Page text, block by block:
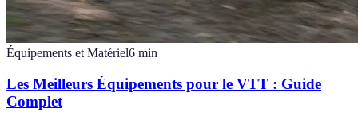
Équipements et Matériel6 min
Les Meilleurs Équipements pour le VTT : Guide
Complet